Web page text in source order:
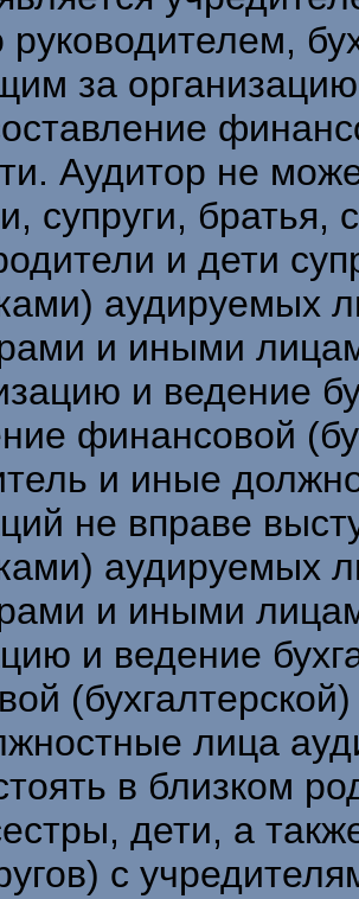
руководителем,
за организацию
Аудитор не
супруги, братья,
и дети
аудируемых
и иными
и ведение
финансовой
и иные
не вправе
аудируемых
и иными
и ведение
лица
в близком
дети, а
с